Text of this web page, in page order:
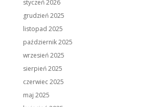
styczeń 2026
grudzień 2025
listopad 2025
październik 2025
wrzesień 2025
sierpień 2025
czerwiec 2025
maj 2025